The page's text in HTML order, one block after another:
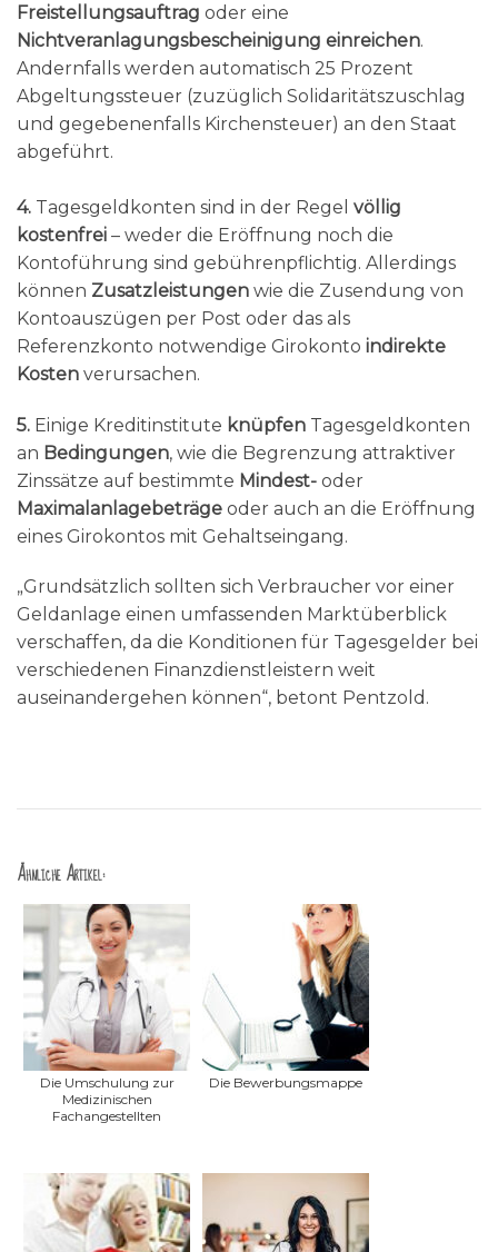
Freistellungsauftrag oder eine
Nichtveranlagungsbescheinigung einreichen.
Andernfalls werden automatisch 25 Prozent
Abgeltungssteuer (zuzüglich Solidaritätszuschlag
und gegebenenfalls Kirchensteuer) an den Staat
abgeführt.
4. Tagesgeldkonten sind in der Regel völlig
kostenfrei – weder die Eröffnung noch die
Kontoführung sind gebührenpflichtig. Allerdings
können Zusatzleistungen wie die Zusendung von
Kontoauszügen per Post oder das als
Referenzkonto notwendige Girokonto indirekte
Kosten verursachen.
5. Einige Kreditinstitute knüpfen Tagesgeldkonten
an Bedingungen, wie die Begrenzung attraktiver
Zinssätze auf bestimmte Mindest- oder
Maximalanlagebeträge oder auch an die Eröffnung
eines Girokontos mit Gehaltseingang.
„Grundsätzlich sollten sich Verbraucher vor einer
Geldanlage einen umfassenden Marktüberblick
verschaffen, da die Konditionen für Tagesgelder bei
verschiedenen Finanzdienstleistern weit
auseinandergehen können“, betont Pentzold.
Ähnliche Artikel:
Die Umschulung zur
Medizinischen
Fachangestellten
Die Bewerbungsmappe